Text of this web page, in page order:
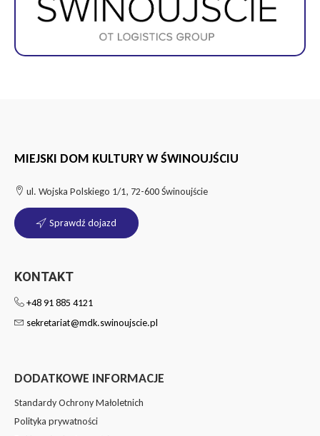
MIEJSKI DOM KULTURY W ŚWINOUJŚCIU
ul. Wojska Polskiego 1/1, 72-600 Świnoujście
Sprawdź dojazd
KONTAKT
+48 91 885 4121
sekretariat@mdk.swinoujscie.pl
DODATKOWE INFORMACJE
Standardy Ochrony Małoletnich
Polityka prywatności